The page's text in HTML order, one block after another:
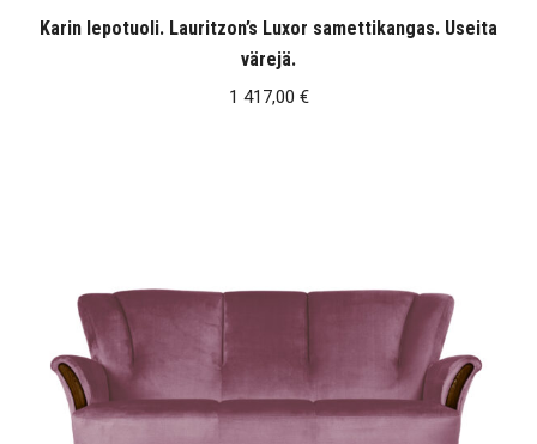
Karin lepotuoli. Lauritzon’s Luxor samettikangas. Useita
värejä.
1 417,00 €